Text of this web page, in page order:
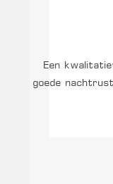
Een
goede